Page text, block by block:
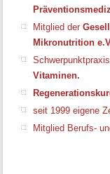
Mitglied der
Mikronutrition
Schwerpunktpraxis
Vitaminen.
seit 1999 eigene
Mitglied Berufs-